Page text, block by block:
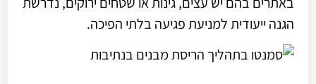
הגנה ייעודית למניעת פגיעה בלתי הפיכה.